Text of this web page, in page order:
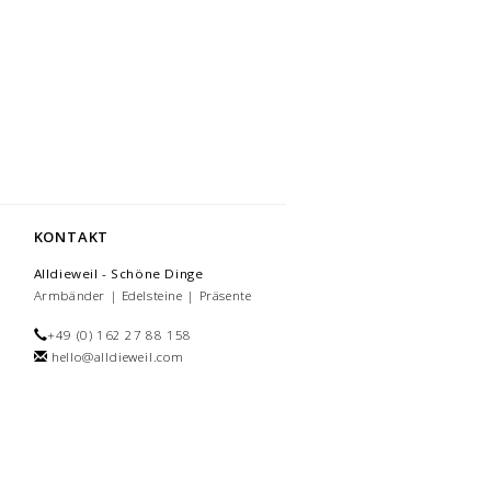
KONTAKT
Alldieweil - Schöne Dinge
Armbänder | Edelsteine | Präsente
+49 (0) 162 27 88 158
hello@alldieweil.com